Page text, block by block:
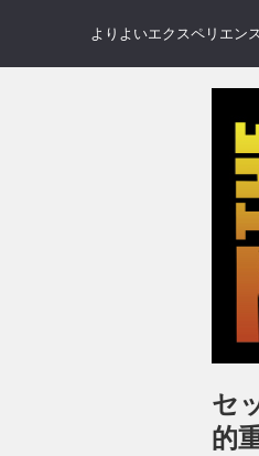
セ
的
よりよいエクスペリエン